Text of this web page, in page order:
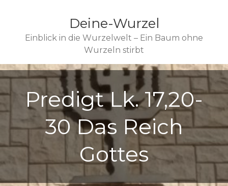
Deine-Wurzel
Einblick in die Wurzelwelt – Ein Baum ohne
Wurzeln stirbt
Predigt Lk. 17,20-
30 Das Reich
Gottes